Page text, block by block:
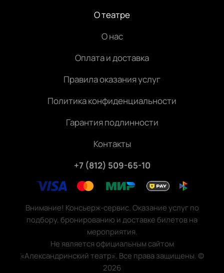
О театре
О нас
Оплата и доставка
Правила оказания услуг
Политика конфиденциальности
Гарантия подлинности
Контакты
+7 (812) 509-65-10
Внимание! Консьерж-сервис. Оказание услуг по
подбору, бронированию и доставке билетов на
мероприятия.
Не является официальным сайтом
«Александринский театр». Все права защищены.©
2026